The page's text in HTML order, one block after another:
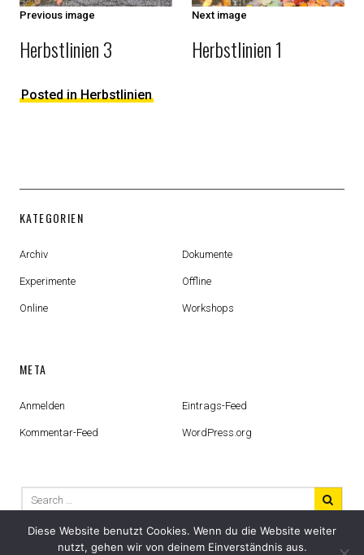
Previous image
Herbstlinien 3
Next image
Herbstlinien 1
Posted in Herbstlinien
KATEGORIEN
Archiv Dokumente
Experimente Offline
Online Workshops
META
Anmelden Eintrags-Feed
Kommentar-Feed WordPress.org
for:
Diese Website benutzt Cookies. Wenn du die Website weiter
nutzt, gehen wir von deinem Einverständnis aus.